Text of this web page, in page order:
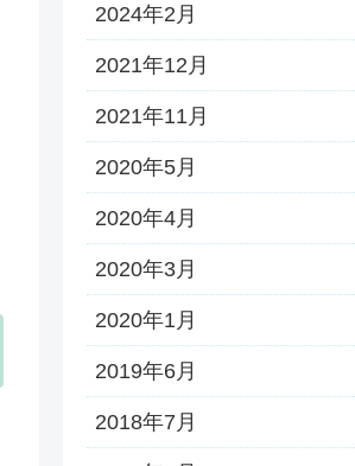
2024年2月
2021年12月
2021年11月
2020年5月
2020年4月
2020年3月
2020年1月
2019年6月
2018年7月